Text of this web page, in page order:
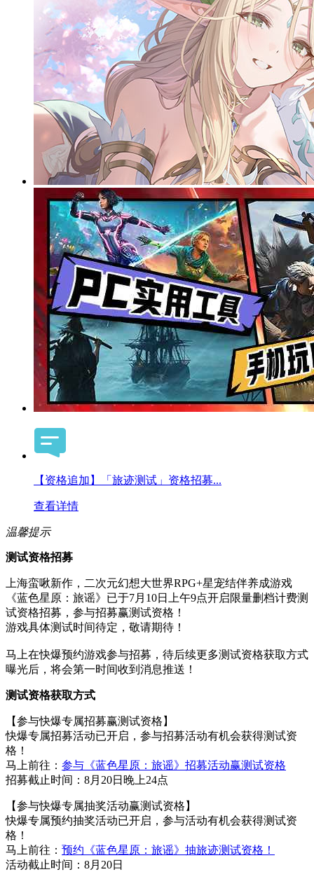
【资格追加】「旅迹测试」资格招募...
查看详情
温馨提示
测试资格招募
上海蛮啾新作，二次元幻想大世界RPG+星宠结伴养成游戏
《蓝色星原：旅谣》已于7月10日上午9点开启限量删档计费测
试资格招募，参与招募赢测试资格！
游戏具体测试时间待定，敬请期待！
马上在快爆预约游戏参与招募，待后续更多测试资格获取方式
曝光后，将会第一时间收到消息推送！
测试资格获取方式
【参与快爆专属招募赢测试资格】
快爆专属招募活动已开启，参与招募活动有机会获得测试资
格！
马上前往： 参与《蓝色星原：旅谣》招募活动赢测试资格
招募截止时间：8月20日晚上24点
【参与快爆专属抽奖活动赢测试资格】
快爆专属预约抽奖活动已开启，参与活动有机会获得测试资
格！
马上前往： 预约《蓝色星原：旅谣》抽旅迹测试资格！
活动截止时间：8月20日